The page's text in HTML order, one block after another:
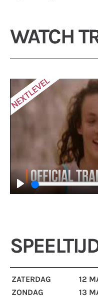
WATCH
Play
ZATERDAG 12
ZONDAG
13